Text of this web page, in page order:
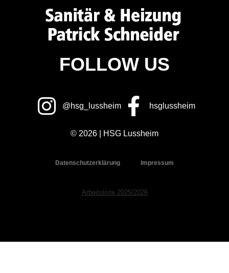
FOLLOW US
@hsg_lussheim hsglussheim
© 2026 | HSG Lussheim
Datenschutzerklärung Impressum
Arbeitsliste 2025/2026